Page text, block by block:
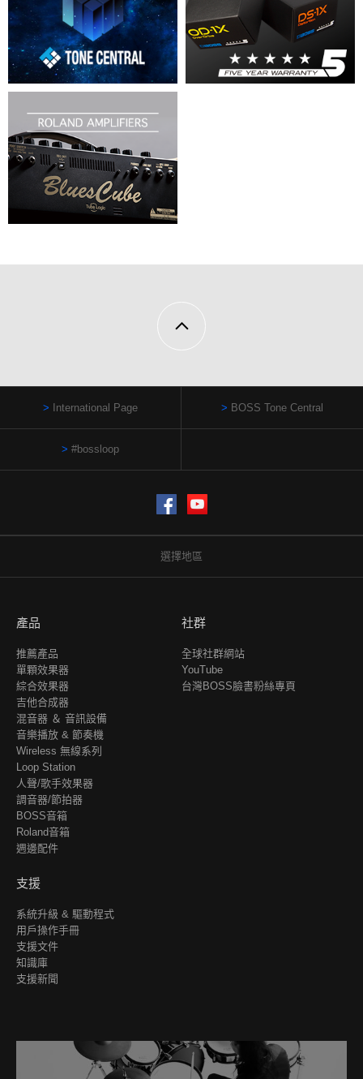
International Page BOSS Tone Central
#bossloop
FacebookYouTube
選擇地區
產品
推薦產品
單顆效果器
綜合效果器
吉他合成器
混音器 ＆ 音訊設備
音樂播放 & 節奏機
Wireless 無線系列
Loop Station
人聲/歌手效果器
調音器/節拍器
BOSS音箱
Roland音箱
週邊配件
社群
全球社群網站
YouTube
台灣BOSS臉書粉絲專頁
支援
系統升級 & 驅動程式
用戶操作手冊
支援文件
知識庫
支援新聞